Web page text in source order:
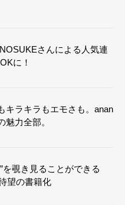
さんによる人気連
に！
キラキラもエモさも。anan
魅力全部。
を覗き見ることができる
望の書籍化